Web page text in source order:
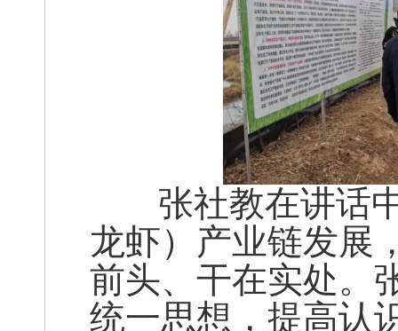
张社教在讲话中
龙虾）产业链发展
前头、干在实处。
统一思想，提高认